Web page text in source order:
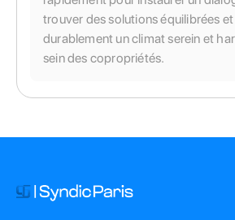
trouver des solutions équilibrées
durablement un climat serein et
sein des copropriétés.